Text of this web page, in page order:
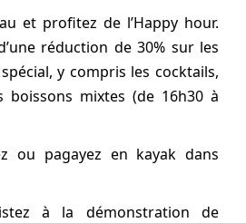
et profitez de l’Happy hour.
réduction de 30% sur les
y compris les cocktails,
boissons mixtes (de 16h30 à
ou pagayez en kayak dans
à la démonstration de